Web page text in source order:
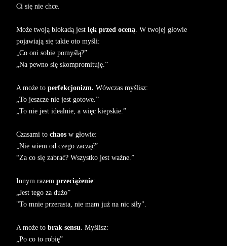
Ci się nie chce.
Może twoją blokadą jest lęk przed oceną. W twojej głowie
pojawiają się takie oto myśli:
„Co oni sobie pomyślą?”
„Na pewno się skompromituję.”
A może to perfekcjonizm. Wówczas myślisz:
„To jeszcze nie jest gotowe.”
„To nie jest idealnie, a więc kiepskie.”
Czasami to chaos w głowie:
„Nie wiem od czego zacząć”
“Za co się zabrać? Wszystko jest ważne.”
Innym razem przeciążenie:
„Jest tego za dużo”
"To mnie przerasta, nie mam już na nic siły".
A może to brak sensu. Myślisz:
„Po co to robię”